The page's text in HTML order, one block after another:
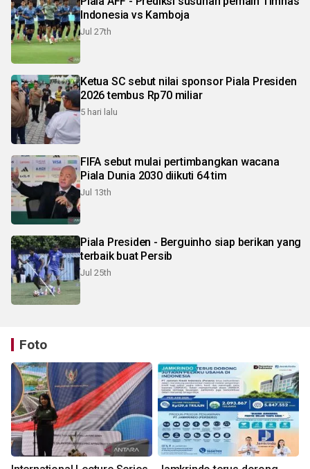
Indonesia vs Kamboja
Jul 27th
Ketua SC sebut nilai sponsor Piala Presiden
2026 tembus Rp70 miliar
5 hari lalu
FIFA sebut mulai pertimbangkan wacana
Piala Dunia 2030 diikuti 64 tim
Jul 13th
Piala Presiden - Berguinho siap berikan yang
terbaik buat Persib
Jul 25th
Foto